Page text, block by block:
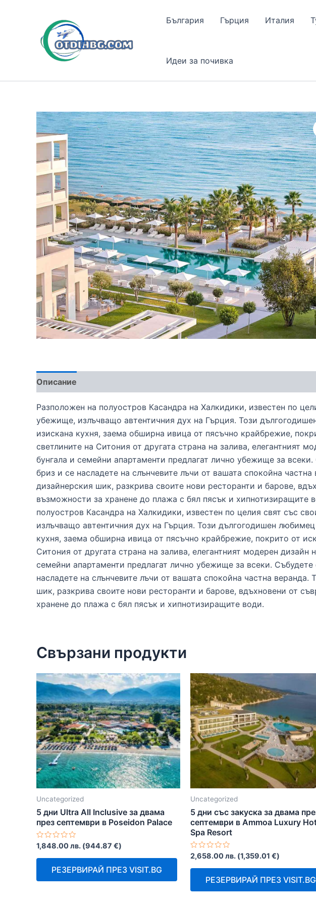
България Гърция Италия
Идеи за почивка
Описание
Разположен на полуостров Касандра на Халкидики, известен по
убежище, излъчващо автентичния дух на Гърция. Този
изискана кухня, заема обширна ивица от пясъчно крайбрежие,
светлините на Ситония от другата страна на залива, елегантният
бунгала и семейни апартаменти предлагат лично убежище за
бриз и се насладете на слънчевите лъчи от вашата спокойна
дизайнерския шик, разкрива своите нови ресторанти и барове,
възможности за хранене до плажа с бял пясък и хипнотизиращите
полуостров Касандра на Халкидики, известен по целия свят със
излъчващо автентичния дух на Гърция. Този дългогодишен
кухня, заема обширна ивица от пясъчно крайбрежие, покрито от
Ситония от другата страна на залива, елегантният модерен
семейни апартаменти предлагат лично убежище за всеки.
насладете на слънчевите лъчи от вашата спокойна частна
шик, разкрива своите нови ресторанти и барове, вдъхновени от
хранене до плажа с бял пясък и хипнотизиращите води.
Свързани продукти
Uncategorized
5 дни Ultra All Inclusive за двама
през септември в Poseidon Palace
Оценено
с
0
1,848.00лв. (944.87 €)
РЕЗЕРВИРАЙ ПРЕЗ VISIT.BG
Uncategorized
5 дни със закуска за двама
септември в Ammoa Luxury
Spa Resort
Оценено
0
2,658.00лв. (1,359.01 €)
РЕЗЕРВИРАЙ ПРЕЗ VISIT.BG